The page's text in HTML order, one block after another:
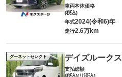
車両本体価格
(税込)
年式2024(令和6)年
走行2.6万km
グーネットセレクト デイズルークス
支払総額
(税込)(リ済込)